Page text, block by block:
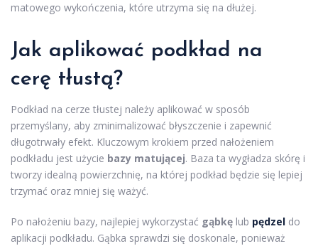
matowego wykończenia, które utrzyma się na dłużej.
Jak aplikować podkład na
cerę tłustą?
Podkład na cerze tłustej należy aplikować w sposób
przemyślany, aby zminimalizować błyszczenie i zapewnić
długotrwały efekt. Kluczowym krokiem przed nałożeniem
podkładu jest użycie bazy matującej. Baza ta wygładza skórę i
tworzy idealną powierzchnię, na której podkład będzie się lepiej
trzymać oraz mniej się ważyć.
Po nałożeniu bazy, najlepiej wykorzystać gąbkę lub pędzel do
aplikacji podkładu. Gąbka sprawdzi się doskonale, ponieważ